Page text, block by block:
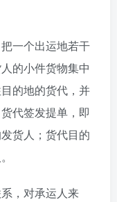
一个出运地若干
的小件货物集中
的地的货代，并
代签发提单，即
货人；货代目的
，对承运人来